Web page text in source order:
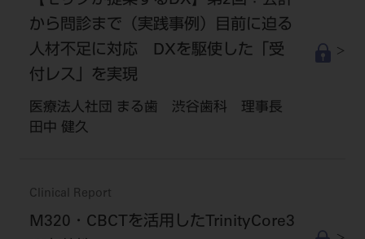
から問診まで（実践事例）目前に迫る
人材不足に対応 DXを駆使した「受
付レス」を実現
医療法人社団 まる歯 渋谷歯科 理事長
田中 健久
Clinical Report
M320・CBCTを活用したTrinityCore3